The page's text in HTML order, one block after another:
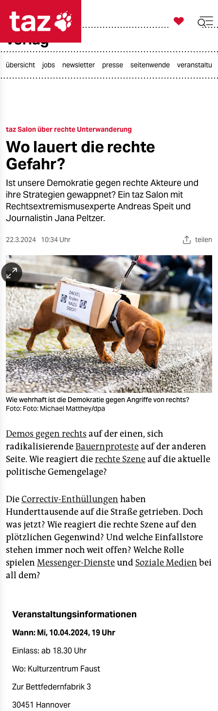
taz zahl ich
öko
gesellschaft
kultur
sport
berlin
nord
wahrheit
verlag
verlag
veranstaltungen
shop
fragen & hilfe
unterstützen
abo
epaper login

taz zahl ich
verlag
übersicht jobs newsletter presse seitenwende
taz Salon über rechte Unterwanderung
Wo lauert die rechte
Gefahr?
Ist unsere Demokratie gegen rechte Akteure und
ihre Strategien gewappnet? Ein taz Salon mit
Rechtsextremismusexperte Andreas Speit und
Journalistin Jana Peltzer.
22.3.2024 10:34 Uhr teilen
Wie wehrhaft ist die Demokratie gegen Angriffe von rechts?
Foto: Foto: Michael Matthey/dpa
Demos gegen rechts auf der einen, sich
radikalisierendeBauernprotesteauf der anderen
Seite. Wie reagiert dierechte Szeneauf die aktuelle
politische Gemengelage?
DieCorrectiv-Enthüllungen haben
Hunderttausende auf die Straße getrieben. Doch
was jetzt? Wie reagiert die rechte Szene auf den
plötzlichen Gegenwind? Und welche Einfallstore
stehen immer noch weit offen? Welche Rolle
spielen Messenger-Diensteund Soziale Medien bei
all dem?
Veranstaltungsinformationen
Wann: Mi, 10.04.2024, 19 Uhr
Einlass: ab 18.30 Uhr
Wo: Kulturzentrum Faust
Zur Bettfedernfabrik 3
30451 Hannover